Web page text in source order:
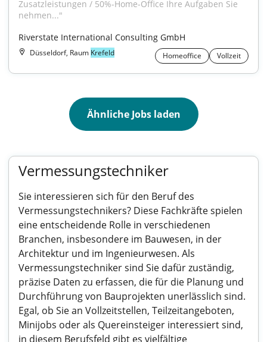
Zusatzleistungen / 50%-Home-Office Ihre Aufgaben Sie
nehmen..."
Riverstate International Consulting GmbH
Düsseldorf, Raum Krefeld Homeoffice Vollzeit
Ähnliche Jobs laden
Vermessungstechniker
Sie interessieren sich für den Beruf des
Vermessungstechnikers? Diese Fachkräfte spielen
eine entscheidende Rolle in verschiedenen
Branchen, insbesondere im Bauwesen, in der
Architektur und im Ingenieurwesen. Als
Vermessungstechniker sind Sie dafür zuständig,
präzise Daten zu erfassen, die für die Planung und
Durchführung von Bauprojekten unerlässlich sind.
Egal, ob Sie an Vollzeitstellen, Teilzeitangeboten,
Minijobs oder als Quereinsteiger interessiert sind,
in diesem Berufsfeld gibt es vielfältige